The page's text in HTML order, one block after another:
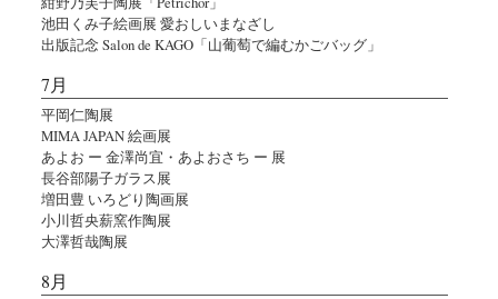
池田くみ子絵画展 愛おしいまなざし
出版記念 Salon de KAGO「山葡萄で編むかごバッグ」
7月
平岡仁陶展
MIMA JAPAN 絵画展
あよお ー 金澤尚宜・あよおさち ー 展
長谷部陽子ガラス展
増田豊 いろどり陶画展
小川哲央薪窯作陶展
大澤哲哉陶展
8月